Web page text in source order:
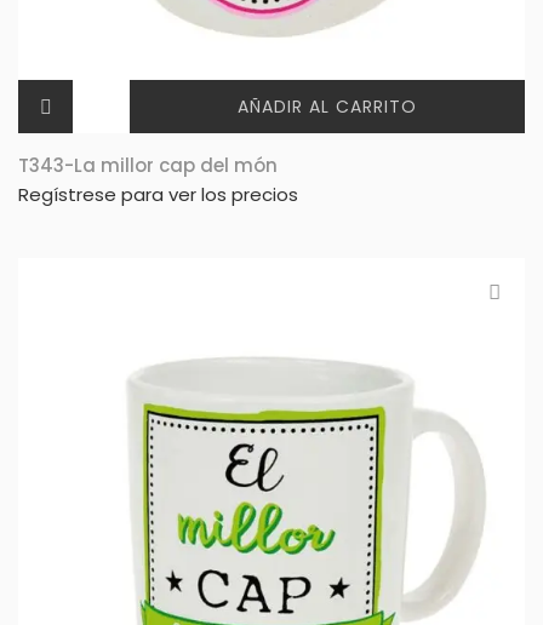
AÑADIR AL CARRITO
T343-La millor cap del món
Regístrese para ver los precios